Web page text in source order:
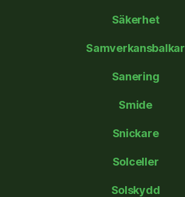
Säkerhet
Samverkansbalkar
Sanering
Smide
Snickare
Solceller
Solskydd